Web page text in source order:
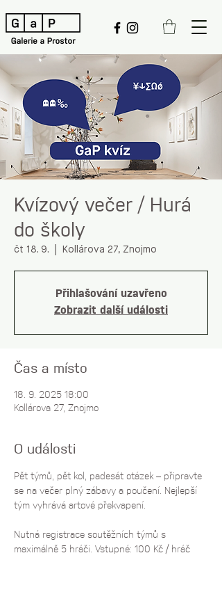
Kvízový večer / Hurá
do školy
čt 18. 9. Kollárova 27, Znojmo
Přihlašování uzavřeno
Zobrazit další události
Čas a místo
18. 9. 2025 18:00
Kollárova 27, Znojmo
O události
Pět týmů, pět kol, padesát otázek – připravte
se na večer plný zábavy a poučení. Nejlepší
tým vyhrává artové překvapení.
Nutná registrace soutěžních týmů s
maximálně 5 hráči. Vstupné: 100 Kč / hráč